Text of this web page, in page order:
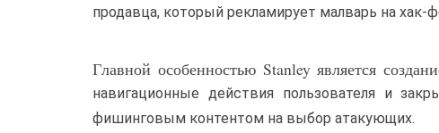
продавца, который рекламирует малварь на хак-
Главной особенностью Stanley является
навигационные действия пользователя и
фишинговым контентом на выбор атакующих.